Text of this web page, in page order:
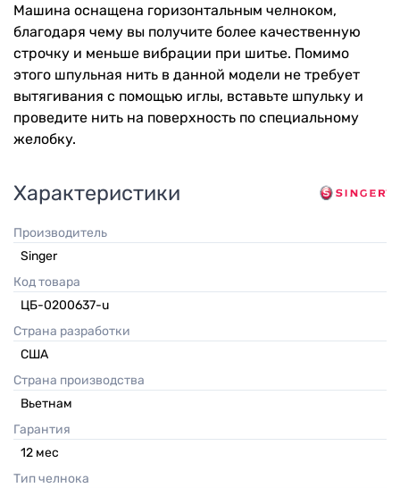
Машина оснащена горизонтальным челноком,
благодаря чему вы получите более качественную
строчку и меньше вибрации при шитье. Помимо
этого шпульная нить в данной модели не требует
вытягивания с помощью иглы, вставьте шпульку и
проведите нить на поверхность по специальному
желобку.
Характеристики
Производитель
Singer
Код товара
ЦБ-0200637-u
Страна разработки
США
Страна производства
Вьетнам
Гарантия
12 мес
Тип челнока